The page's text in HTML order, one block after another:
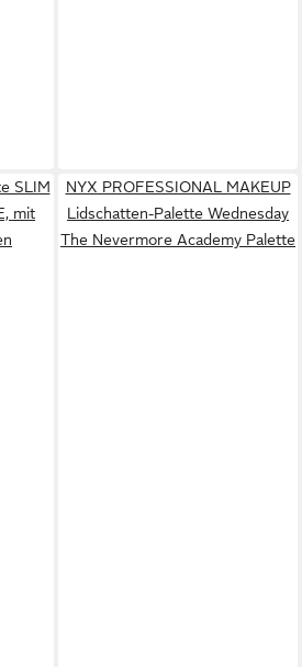
SLIM
mit
NYX PROFESSIONAL MAKEUP
Lidschatten-Palette Wednesday
The Nevermore Academy Palette